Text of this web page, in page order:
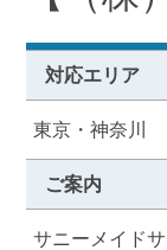
対応エリア
東京・神奈川
ご案内
サニーメイド